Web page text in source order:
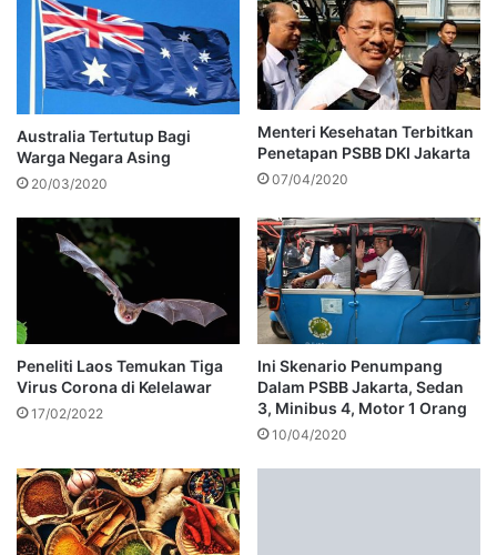
Australia Tertutup Bagi
Warga Negara Asing
20/03/2020
Menteri Kesehatan Terbitkan
Penetapan PSBB DKI Jakarta
07/04/2020
Peneliti Laos Temukan Tiga
Virus Corona di Kelelawar
17/02/2022
Ini Skenario Penumpang
Dalam PSBB Jakarta, Sedan
3, Minibus 4, Motor 1 Orang
10/04/2020